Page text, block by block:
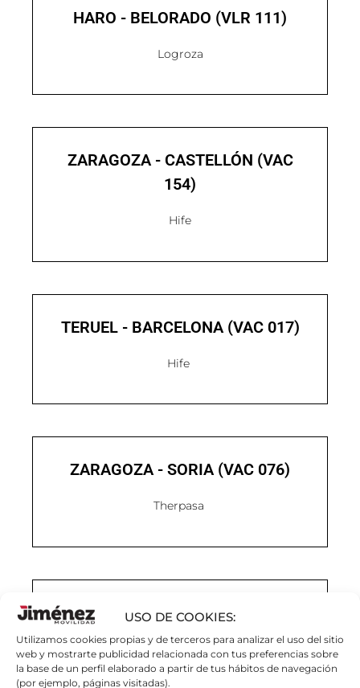
USO DE COOKIES:
Utilizamos cookies propias y de terceros para analizar el uso del sitio
web y mostrarte publicidad relacionada con tus preferencias sobre
la base de un perfil elaborado a partir de tus hábitos de navegación
(por ejemplo, páginas visitadas).
HARO - BELORADO (VLR 111)
Logroza
ZARAGOZA - CASTELLÓN (VAC
154)
Hife
TERUEL - BARCELONA (VAC 017)
Hife
ZARAGOZA - SORIA (VAC 076)
Therpasa
BURGOS - SORIA (VAC 076)
Therpasa